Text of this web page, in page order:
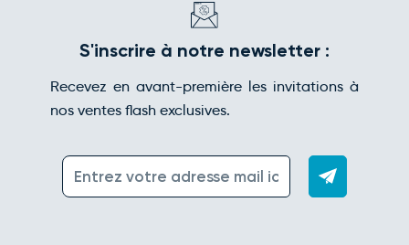
S'inscrire à notre newsletter :
Recevez en avant-première les invitations à
nos ventes flash exclusives.